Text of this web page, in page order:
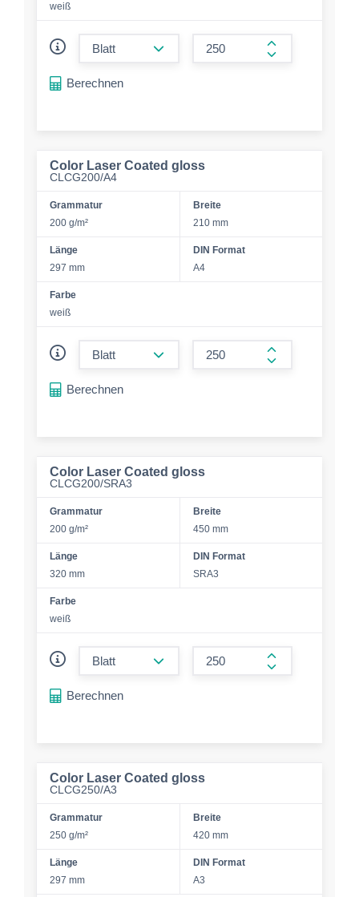
weiß
form.increase-
Berechnen
Color Laser Coated gloss
CLCG200/A4
Grammatur
200 g/m²
Breite
210 mm
Länge
297 mm
DIN Format
A4
Farbe
weiß
form.increase-
Berechnen
Color Laser Coated gloss
CLCG200/SRA3
Grammatur
200 g/m²
Breite
450 mm
Länge
320 mm
DIN Format
SRA3
Farbe
weiß
form.increase-
Berechnen
Color Laser Coated gloss
CLCG250/A3
Grammatur
250 g/m²
Breite
420 mm
Länge
297 mm
DIN Format
A3